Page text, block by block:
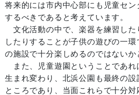
将来的には市内中心部にも児童セ
するべきであると考えています。
文化活動の中で、楽器を練習した
したりすることが子供の遊びの一環
の施設で十分楽しめるのではないか
また、児童遊園ということであれ
生まれ変わり、北浜公園も最終の設
ところであり、当面これらで十分対